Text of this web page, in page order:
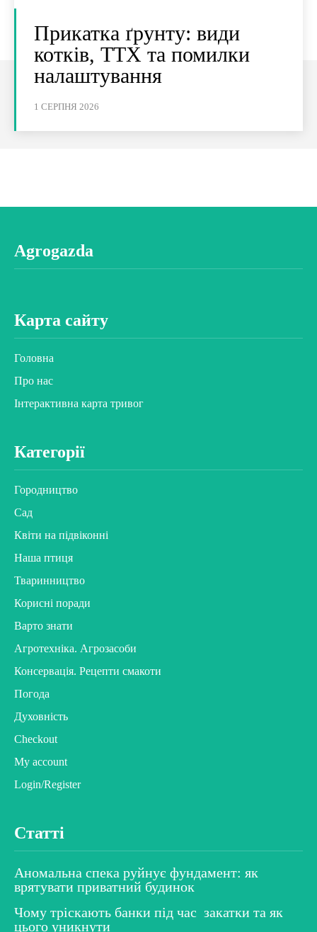
Прикатка ґрунту: види
котків, ТТХ та помилки
налаштування
1 СЕРПНЯ 2026
Agrogazda
Карта сайту
Головна
Про нас
Інтерактивна карта тривог
Категорії
Городництво
Сад
Квіти на підвіконні
Наша птиця
Тваринництво
Корисні поради
Варто знати
Агротехніка. Агрозасоби
Консервація. Рецепти смакоти
Погода
Духовність
Checkout
My account
Login/Register
Статті
Аномальна спека руйнує фундамент: як
врятувати приватний будинок
Чому тріскають банки під час закатки та як
цього уникнути